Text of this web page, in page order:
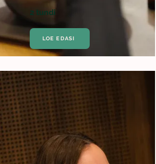
2 tundi
LOE EDASI